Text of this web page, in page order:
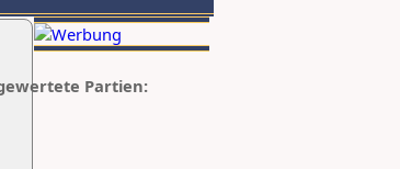
gewertete Partien: